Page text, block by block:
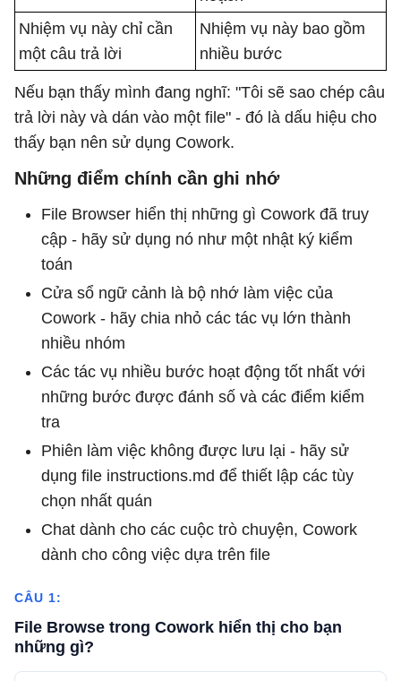
Nhiệm vụ này chỉ cần
một câu trả lời
Nhiệm vụ này bao gồm
nhiều bước
Nếu bạn thấy mình đang nghĩ: "Tôi sẽ sao chép câu
trả lời này và dán vào một file" - đó là dấu hiệu cho
thấy bạn nên sử dụng Cowork.
Những điểm chính cần ghi nhớ
File Browser hiển thị những gì Cowork đã truy
cập - hãy sử dụng nó như một nhật ký kiểm
toán
Cửa sổ ngữ cảnh là bộ nhớ làm việc của
Cowork - hãy chia nhỏ các tác vụ lớn thành
nhiều nhóm
Các tác vụ nhiều bước hoạt động tốt nhất với
những bước được đánh số và các điểm kiểm
tra
Phiên làm việc không được lưu lại - hãy sử
dụng file instructions.md để thiết lập các tùy
chọn nhất quán
Chat dành cho các cuộc trò chuyện, Cowork
dành cho công việc dựa trên file
CÂU 1:
File Browse trong Cowork hiển thị cho bạn
những gì?